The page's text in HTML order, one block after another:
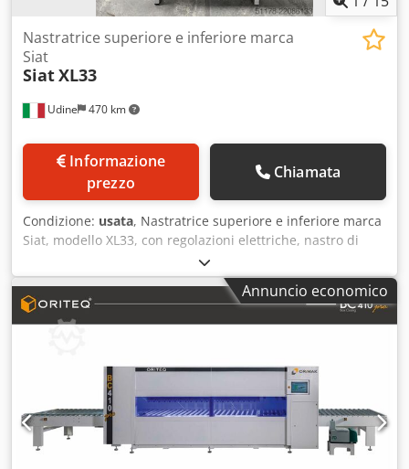
Udine 470 km
Nastratrice superiore e inferiore marca
Siat
SiatXL33
prezzo
Chiamata
Condizione: usata, Nastratrice superiore e inferiore marca
Siat, modello XL33, con regolazioni elettriche, nastro di
trasporto e rullere di movimentazione, usata
Crjdpfxezcatzs Anmef
Annuncio economico